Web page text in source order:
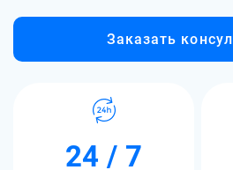
Заказать
24 / 7